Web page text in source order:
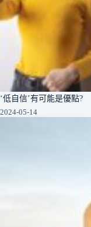
‘低自信’有可能是優點?
2024-05-14